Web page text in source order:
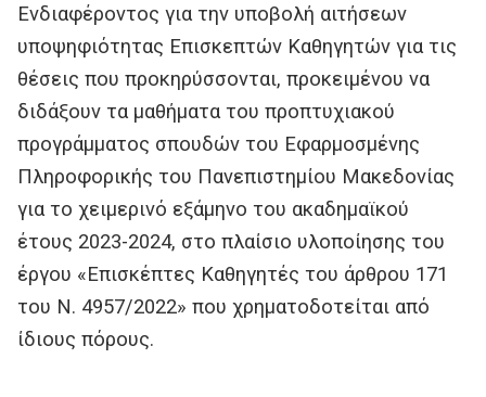
Ενδιαφέροντος για την υποβολή αιτήσεων
υποψηφιότητας Επισκεπτών Καθηγητών για τις
θέσεις που προκηρύσσονται, προκειμένου να
διδάξουν τα μαθήματα του προπτυχιακού
προγράμματος σπουδών του Εφαρμοσμένης
Πληροφορικής του Πανεπιστημίου Μακεδονίας
για το χειμερινό εξάμηνο του ακαδημαϊκού
έτους 2023-2024, στο πλαίσιο υλοποίησης του
έργου «Επισκέπτες Καθηγητές του άρθρου 171
του Ν. 4957/2022» που χρηματοδοτείται από
ίδιους πόρους.